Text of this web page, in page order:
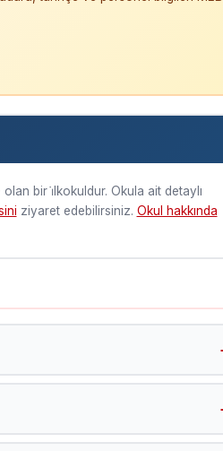
bir i̇lkokuldur. Okula ait detaylı
ziyaret edebilirsiniz. Okul hakkında